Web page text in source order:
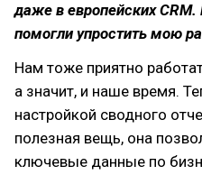
даже в европейских
помогли упростить мою
Нам тоже приятно
а значит, и наше время.
настройкой сводного
полезная вещь, она
ключевые данные по